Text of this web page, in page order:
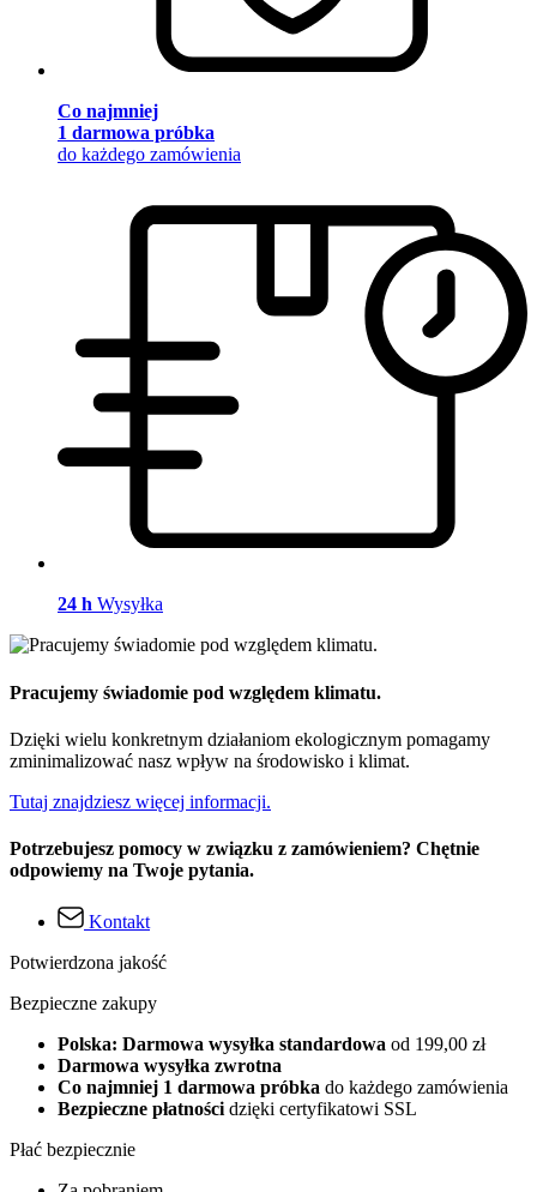
Co najmniej
1 darmowa próbka
do każdego zamówienia
24 h Wysyłka
Pracujemy świadomie pod względem klimatu.
Dzięki wielu konkretnym działaniom ekologicznym pomagamy
zminimalizować nasz wpływ na środowisko i klimat.
Tutaj znajdziesz więcej informacji.
Potrzebujesz pomocy w związku z zamówieniem? Chętnie
odpowiemy na Twoje pytania.
Kontakt
Potwierdzona jakość
Bezpieczne zakupy
Polska: Darmowa wysyłka standardowa od 199,00 zł
Darmowa wysyłka zwrotna
Co najmniej 1 darmowa próbka do każdego zamówienia
Bezpieczne płatnościdzięki certyfikatowi SSL
Płać bezpiecznie